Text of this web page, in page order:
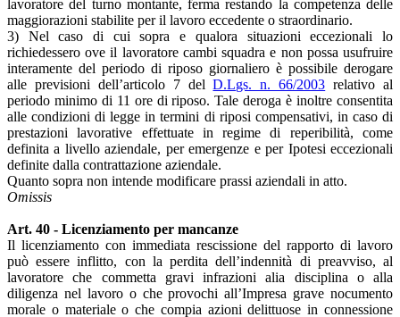
lavoratore del turno montante, ferma restando la competenza delle
maggiorazioni stabilite per il lavoro eccedente o straordinario.
3) Nel caso di cui sopra e qualora situazioni eccezionali lo
richiedessero ove il lavoratore cambi squadra e non possa usufruire
interamente del periodo di riposo giornaliero è possibile derogare
alle previsioni dell’articolo 7 delD.Lgs. n. 66/2003 relativo al
periodo minimo di 11 ore di riposo. Tale deroga è inoltre consentita
alle condizioni di legge in termini di riposi compensativi, in caso di
prestazioni lavorative effettuate in regime di reperibilità, come
definita a livello aziendale, per emergenze e per Ipotesi eccezionali
definite dalla contrattazione aziendale.
Quanto sopra non intende modificare prassi aziendali in atto.
Omissis
Art. 40 - Licenziamento per mancanze
Il licenziamento con immediata rescissione del rapporto di lavoro
può essere inflitto, con la perdita dell’indennità di preavviso, al
lavoratore che commetta gravi infrazioni alia disciplina o alla
diligenza nel lavoro o che provochi all’Impresa grave nocumento
morale o materiale o che compia azioni delittuose in connessione